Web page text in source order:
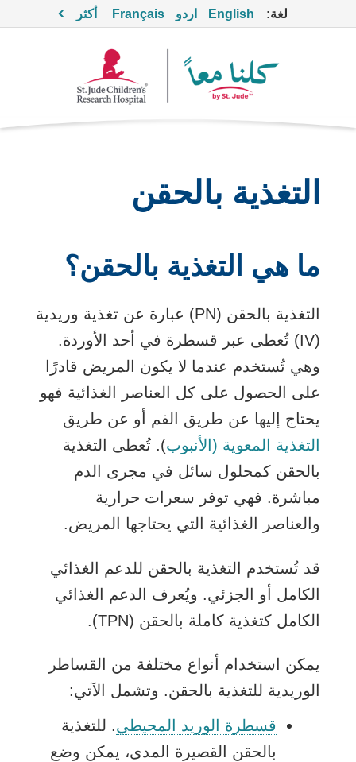
لغة: English اردو Français أكثر
التغذية بالحقن
ما هي التغذية بالحقن؟
التغذية بالحقن (PN) عبارة عن تغذية وريدية
(IV) تُعطى عبر
قسطرة في أحد الأوردة.
وهي تُستخدم عندما لا يكون المريض قادرًا
على الحصول على كل
العناصر الغذائية فهو
يحتاج إليها عن طريق الفم أو عن طريق
التغذية المعوية (الأنبوب). تُعطى التغذية
بالحقن كمحلول سائل في مجرى الدم
مباشرة. فهي توفر
سعرات حرارية
والعناصر الغذائية التي يحتاجها المريض.
قد تُستخدم التغذية بالحقن للدعم الغذائي
الكامل أو الجزئي. ويُعرف الدعم الغذائي
الكامل كتغذية كاملة بالحقن (TPN).
يمكن استخدام أنواع مختلفة من القساطر
الوريدية للتغذية بالحقن. وتشمل الآتي:
قسطرة الوريد المحيطي. للتغذية
بالحقن القصيرة المدى، يمكن وضع